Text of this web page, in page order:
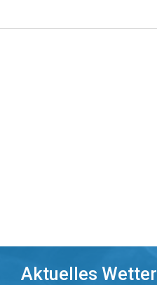
Aktuelles Wetter